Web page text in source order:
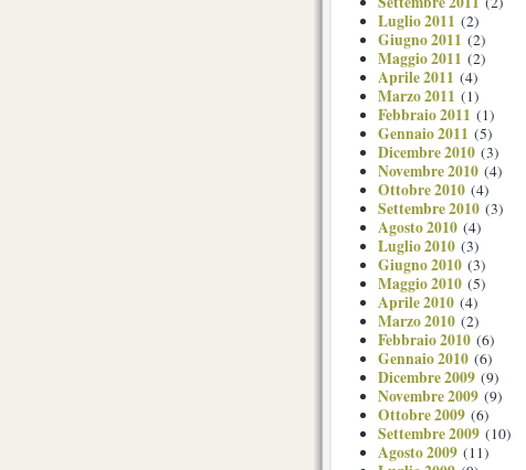
Luglio 2011 (2)
Giugno 2011 (2)
Maggio 2011 (2)
Aprile 2011 (4)
Marzo 2011 (1)
Febbraio 2011 (1)
Gennaio 2011 (5)
Dicembre 2010 (3)
Novembre 2010 (4)
Ottobre 2010 (4)
Settembre 2010 (3)
Agosto 2010 (4)
Luglio 2010 (3)
Giugno 2010 (3)
Maggio 2010 (5)
Aprile 2010 (4)
Marzo 2010 (2)
Febbraio 2010 (6)
Gennaio 2010 (6)
Dicembre 2009 (9)
Novembre 2009 (9)
Ottobre 2009 (6)
Settembre 2009 (10)
Agosto 2009 (11)